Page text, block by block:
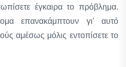
έγκαιρα το πρόβλημα.
επανακάμπτουν γι' αυτό
αμέσως μόλις εντοπίσετε το